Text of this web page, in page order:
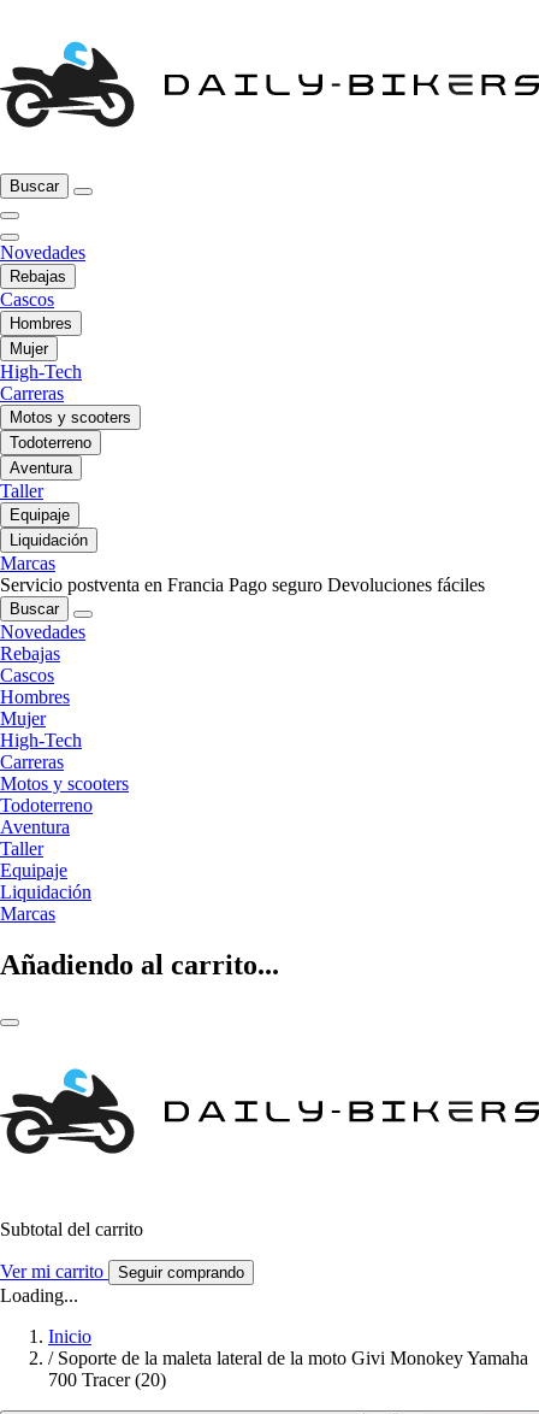
Buscar
Novedades
Rebajas
Cascos
Hombres
Mujer
High-Tech
Carreras
Motos y scooters
Todoterreno
Aventura
Taller
Equipaje
Liquidación
Marcas
Servicio postventa en Francia Pago seguro Devoluciones fáciles
Buscar
Novedades
Rebajas
Cascos
Hombres
Mujer
High-Tech
Carreras
Motos y scooters
Todoterreno
Aventura
Taller
Equipaje
Liquidación
Marcas
Añadiendo al carrito...
Subtotal del carrito
Ver mi carrito Seguir comprando
Loading...
Inicio
/ Soporte de la maleta lateral de la moto Givi Monokey Yamaha
700 Tracer (20)